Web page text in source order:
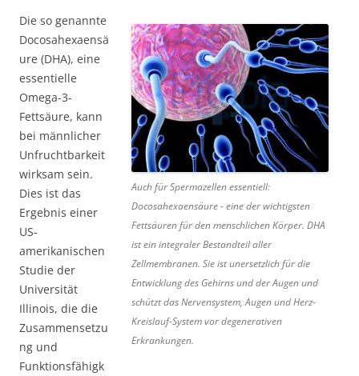
Auch für Spermazellen essentiell:
Docosahexaensäure - eine der wichtigsten
Fettsäuren für den menschlichen Körper. DHA
ist ein integraler Bestandteil aller
Zellmembranen. Sie ist unersetzlich für die
Entwicklung des Gehirns und der Augen und
schützt das Nervensystem, Augen und Herz-
Kreislauf-System vor degenerativen
Erkrankungen.
Die so genannte
Docosahexaensä
ure (DHA), eine
essentielle
Omega-3-
Fettsäure, kann
bei männlicher
Unfruchtbarkeit
wirksam sein.
Dies ist das
Ergebnis einer
US-
amerikanischen
Studie der
Universität
Illinois, die die
Zusammensetzu
ng und
Funktionsfähigk